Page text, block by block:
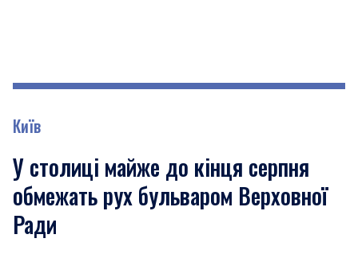
Київ
У столиці майже до кінця серпня
обмежать рух бульваром Верховної
Ради